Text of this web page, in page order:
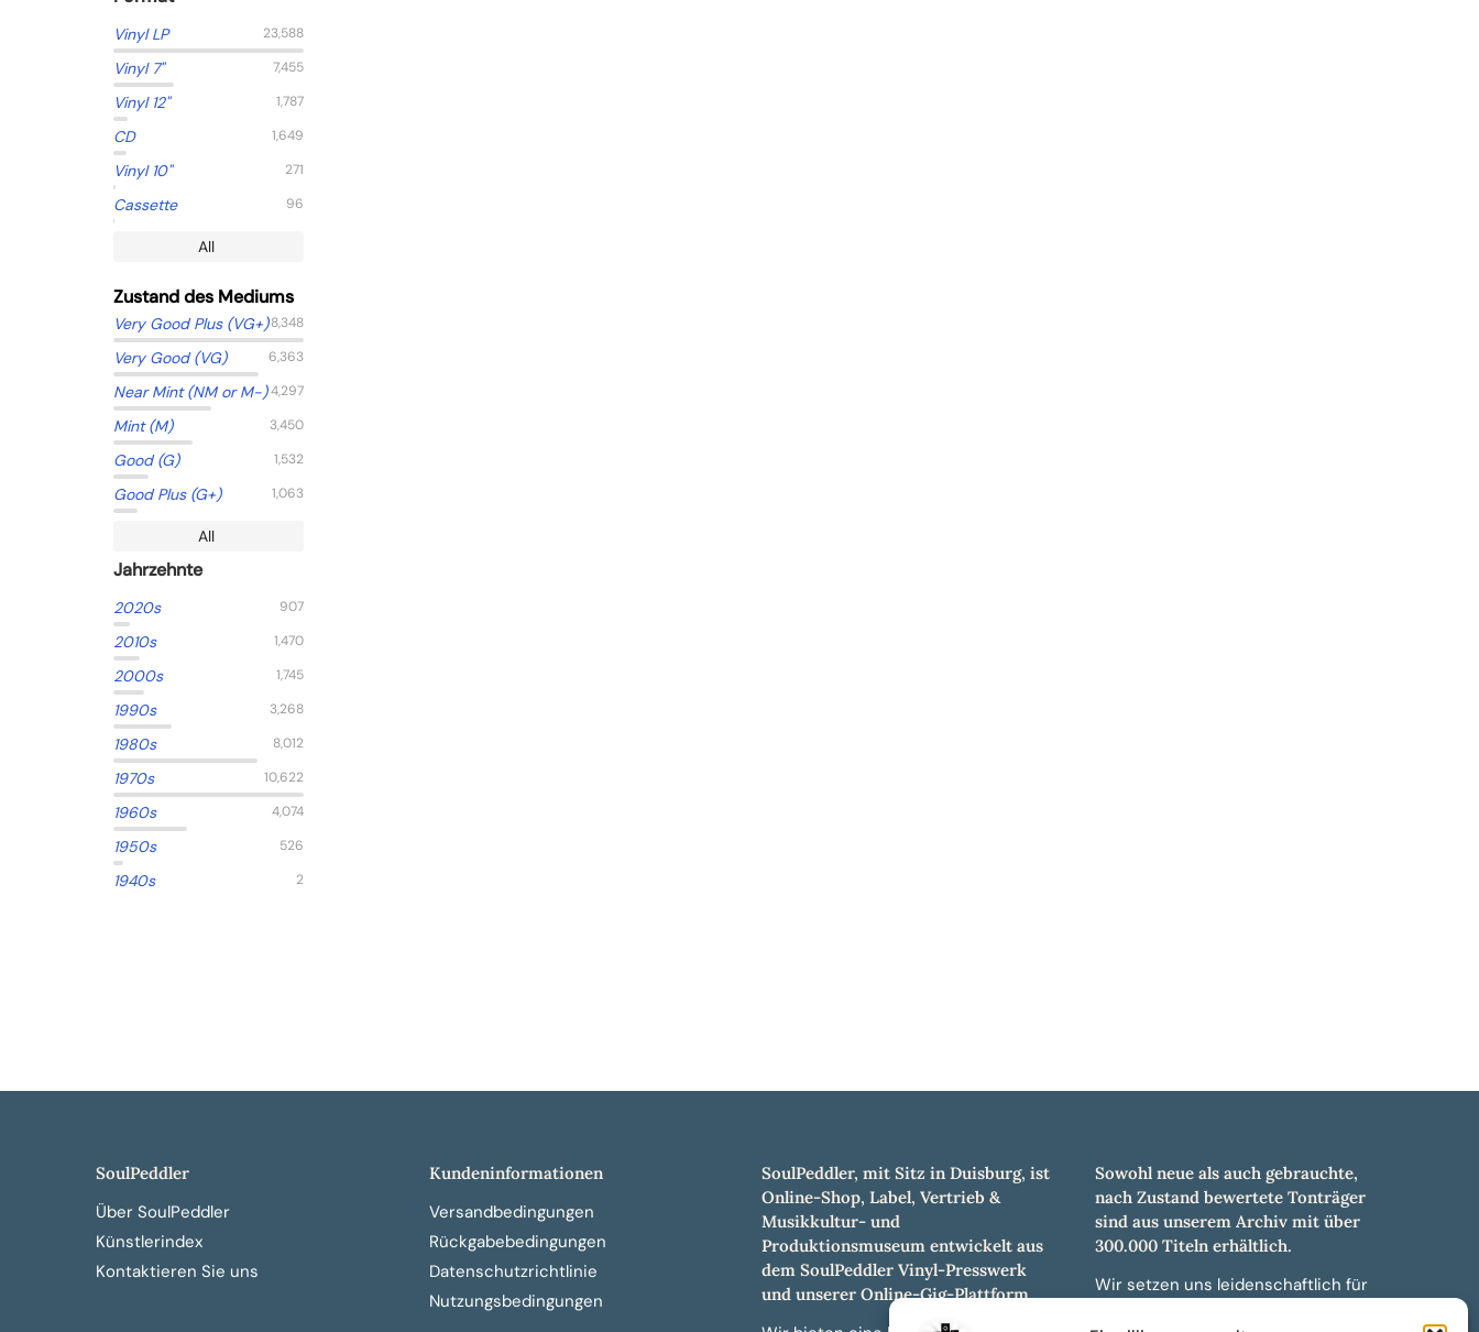
23,588
Vinyl LP
7,455
Vinyl 7"
1,787
Vinyl 12"
1,649
CD
271
Vinyl 10"
96
Cassette
All
Zustand des Mediums
8,348
Very Good Plus (VG+)
6,363
Very Good (VG)
4,297
Near Mint (NM or M-)
3,450
Mint (M)
1,532
Good (G)
1,063
Good Plus (G+)
All
Jahrzehnte
907
2020s
1,470
2010s
1,745
2000s
3,268
1990s
8,012
1980s
10,622
1970s
4,074
1960s
526
1950s
2
1940s
SoulPeddler
Über SoulPeddler
Künstlerindex
Kontaktieren Sie uns
Kundeninformationen
Versandbedingungen
Rückgabebedingungen
Datenschutzrichtlinie
Nutzungsbedingungen
SoulPeddler, mit Sitz in Duisburg, ist
Online-Shop, Label, Vertrieb &
Musikkultur- und
Produktionsmuseum entwickelt aus
dem SoulPeddler Vinyl-Presswerk
und unserer Online-Gig-Plattform.
Sowohl neue als auch gebrauchte,
nach Zustand bewertete Tonträger
sind aus unserem Archiv mit über
300.000 Titeln erhältlich.
Wir setzen uns leidenschaftlich für